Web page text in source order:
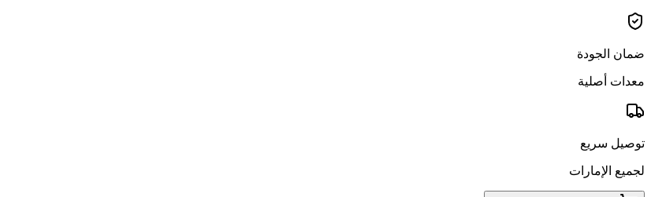
ضمان الجودة
معدات أصلية
توصيل سريع
لجميع الإمارات